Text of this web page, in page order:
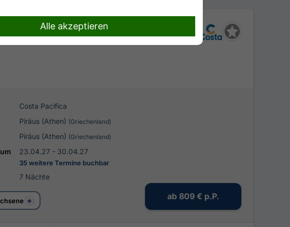
Costa Pacifica
Piräus (Athen) (Griechenland)
Piräus (Athen) (Griechenland)
23.04.27 - 30.04.27
35 weitere Termine buchbar
7 Nächte
+ ab 809 € p.P.
Alle akzeptieren